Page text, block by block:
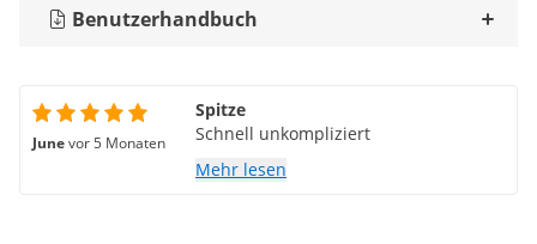
Benutzerhandbuch
Junevor 5 Monaten
Spitze
Schnell unkompliziert
Mehr lesen